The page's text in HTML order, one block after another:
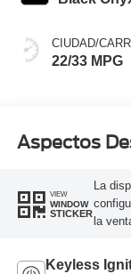
CIUDAD/
22/33 MPG
Aspectos
VIEW
WINDOW
STICKER
La
la
Keyless